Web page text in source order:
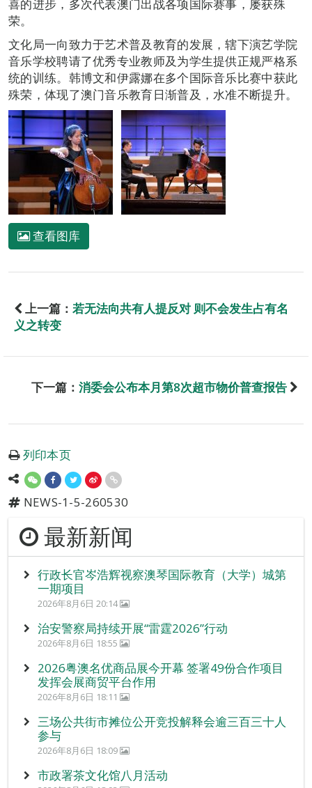
喜的进步，多次代表澳门出战各项国际赛事，屡获殊
荣。
文化局一向致力于艺术普及教育的发展，辖下演艺学院
音乐学校聘请了优秀专业教师及为学生提供正规严格系
统的训练。韩博文和伊露娜在多个国际音乐比赛中获此
殊荣，体现了澳门音乐教育日渐普及，水准不断提升。
查看图库
上一篇： 若无法向共有人提反对 则不会发生占有名
义之转变
下一篇： 消委会公布本月第8次超市物价普查报告
列印本页
NEWS-1-5-260530
最新新闻
行政长官岑浩辉视察澳琴国际教育（大学）城第
一期项目
2026年8月6日 20:14
治安警察局持续开展“雷霆2026”行动
2026年8月6日 18:55
2026粤澳名优商品展今开幕 签署49份合作项目
发挥会展商贸平台作用
2026年8月6日 18:11
三场公共街市摊位公开竞投解释会逾三百三十人
参与
2026年8月6日 18:09
市政署茶文化馆八月活动